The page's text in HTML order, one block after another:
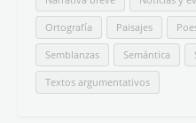
Ortografía Paisajes
Semblanzas Semántica
Textos argumentativos